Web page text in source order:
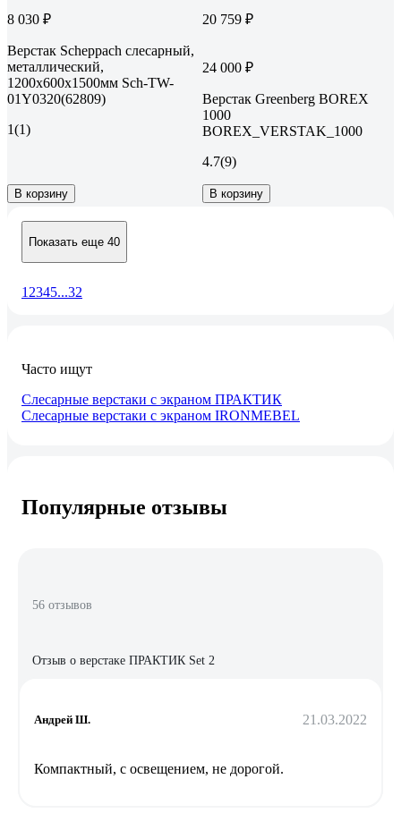
8 030 ₽
Верстак Scheppach слесарный,
металлический,
1200х600х1500мм Sch-TW-
01Y0320(62809)
1(1)
В корзину
20 759 ₽
24 000 ₽
Верстак Greenberg BOREX
1000
BOREX_VERSTAK_1000
4.7(9)
В корзину
Показать еще 40
1 2345...32
Часто ищут
Слесарные верстаки с экраном ПРАКТИК
Слесарные верстаки с экраном IRONMEBEL
Популярные отзывы
56 отзывов
Отзыв о верстаке ПРАКТИК Set 2
Андрей Ш. 21.03.2022
Компактный, с освещением, не дорогой.